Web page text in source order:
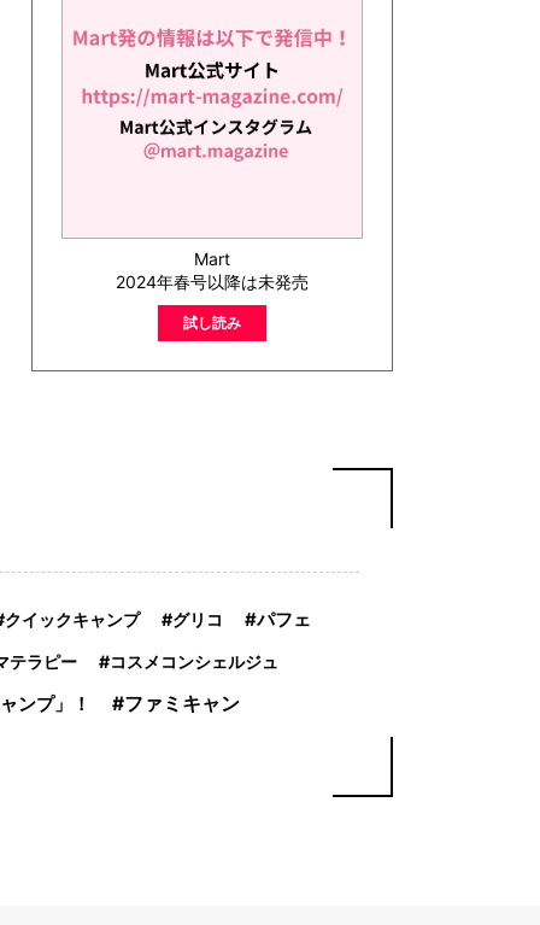
Mart
2024年春号以降は未発売
試し読み
クイックキャンプ グリコ パフェ
テラピー コスメコンシェルジュ
ンプ」！ ファミキャン